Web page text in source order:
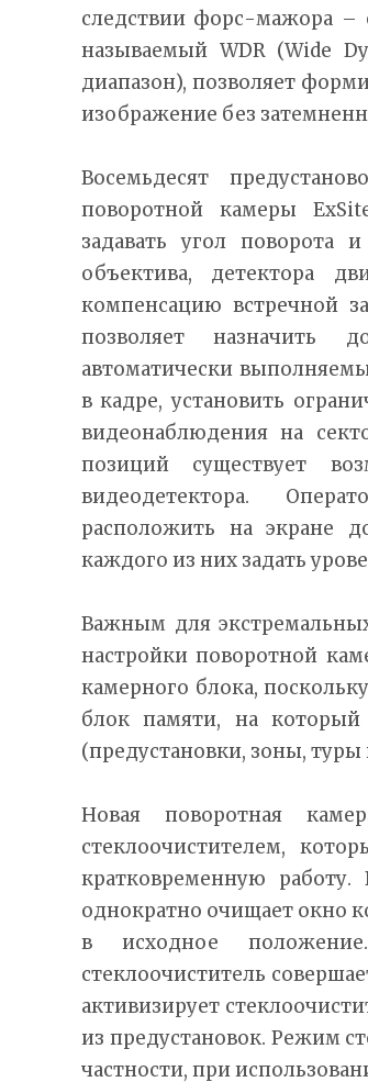
следствии форс-мажора
называемый WDR (Wide
диапазон), позволяет
изображение без
Восемьдесят
поворотной камеры
задавать угол поворота
объектива, детектора
компенсацию встречной
позволяет назначить
автоматически
в кадре, установить
видеонаблюдения на
позиций существует
видеодетектора.
расположить на экране
каждого из них задать
Важным для
настройки поворотной
камерного блока,
блок памяти, на который
(предустановки, зоны, туры
Новая поворотная
стеклоочистителем,
кратковременную
однократно очищает окно
в исходное
стеклоочиститель
активизирует
из предустановок. Режим
частности, при